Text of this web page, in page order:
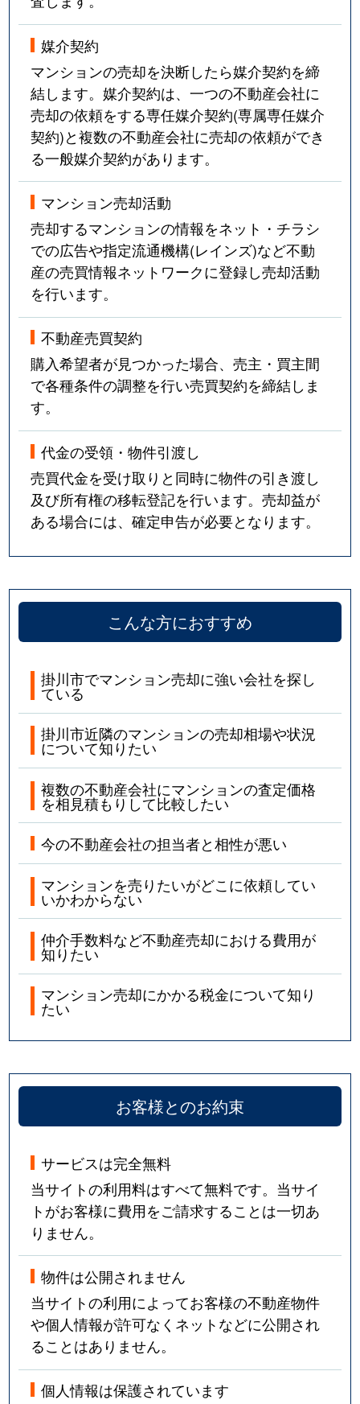
媒介契約
マンションの売却を決断したら媒介契約を締
結します。媒介契約は、一つの不動産会社に
売却の依頼をする専任媒介契約(専属専任媒介
契約)と複数の不動産会社に売却の依頼ができ
る一般媒介契約があります。
マンション売却活動
売却するマンションの情報をネット・チラシ
での広告や指定流通機構(レインズ)など不動
産の売買情報ネットワークに登録し売却活動
を行います。
不動産売買契約
購入希望者が見つかった場合、売主・買主間
で各種条件の調整を行い売買契約を締結しま
す。
代金の受領・物件引渡し
売買代金を受け取りと同時に物件の引き渡し
及び所有権の移転登記を行います。売却益が
ある場合には、確定申告が必要となります。
こんな方におすすめ
掛川市でマンション売却に強い会社を探し
ている
掛川市近隣のマンションの売却相場や状況
について知りたい
複数の不動産会社にマンションの査定価格
を相見積もりして比較したい
今の不動産会社の担当者と相性が悪い
マンションを売りたいがどこに依頼してい
いかわからない
仲介手数料など不動産売却における費用が
知りたい
マンション売却にかかる税金について知り
たい
お客様とのお約束
サービスは完全無料
当サイトの利用料はすべて無料です。当サイ
トがお客様に費用をご請求することは一切あ
りません。
物件は公開されません
当サイトの利用によってお客様の不動産物件
や個人情報が許可なくネットなどに公開され
ることはありません。
個人情報は保護されています